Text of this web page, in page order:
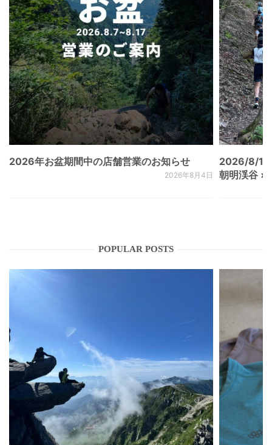
2026年お盆期間中の店舗営業のお知らせ
2026年8月4日
2026/8/
朝明渓谷 ×
POPULAR POSTS